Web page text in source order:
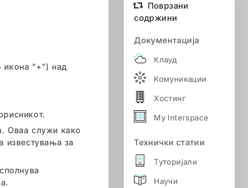
икона "+") над
Оваа служи како
известувања за
Поврзани
содржини
Документација
Клауд
Комуникации
Хостинг
My Interspace
Технички статии
Туторијали
Научи